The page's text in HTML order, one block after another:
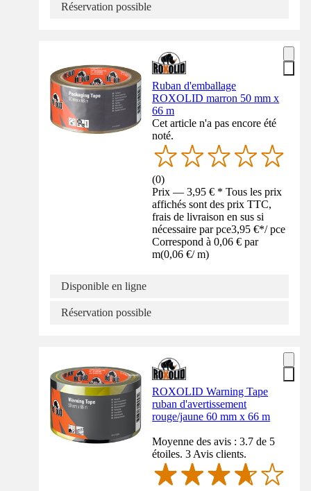
Réservation possible
Ruban d'emballage
ROXOLID marron 50 mm x
66 m
Cet article n'a pas encore été
noté.
(0)
Prix — 3,95 € * Tous les prix
affichés sont des prix TTC,
frais de livraison en sus si
nécessaire par pce3,95 €*/ pce
Correspond à 0,06 € par
m(0,06 €/ m)
Disponible en ligne
Réservation possible
ROXOLID Warning Tape
ruban d'avertissement
rouge/jaune 60 mm x 66 m
Moyenne des avis : 3.7 de 5
étoiles. 3 Avis clients.